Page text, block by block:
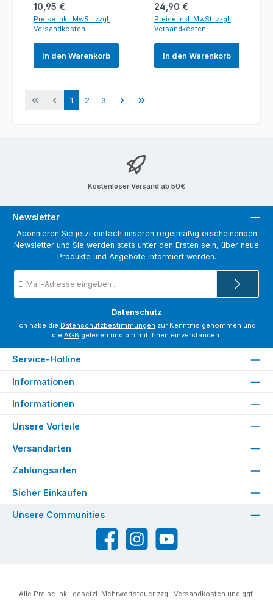
Regulärer Preis:
10,95 €
Preise inkl. MwSt. zzgl.
Versandkosten
In den Warenkorb
Regulärer Preis:
24,90 €
Preise inkl. MwSt. zzgl.
Versandkosten
In den Warenkorb
Seite
1 Seite
2 Seite
3
Kostenloser Versand ab 50€
Newsletter
Abonnieren Sie jetzt einfach unseren regelmäßig erscheinenden
Newsletter und Sie werden stets unter den Ersten sein, über neue
Produkte und Angebote informiert werden.
Mail-
Adresse
Datenschutz
Ich habe die Datenschutzbestimmungen zur Kenntnis genommen und
die AGB gelesen und bin mit ihnen einverstanden.
Service-Hotline
Informationen
Informationen
Unsere Vorteile
Versandarten
Zahlungsarten
Sicher Einkaufen
Unsere Communities
FacebookInstagramYouTube
Alle Preise inkl. gesetzl. Mehrwertsteuer zzgl. Versandkosten und ggf.